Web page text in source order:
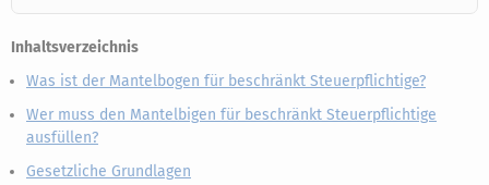
Inhaltsverzeichnis
Was ist der Mantelbogen für beschränkt Steuerpflichtige?
Wer muss den Mantelbigen für beschränkt Steuerpflichtige
ausfüllen?
Gesetzliche Grundlagen